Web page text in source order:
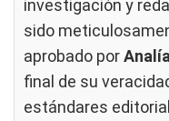
investigación y
sido
aprobado por
final de su
estándares